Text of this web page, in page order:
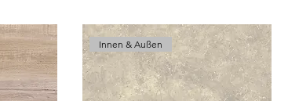
Innen & Außen